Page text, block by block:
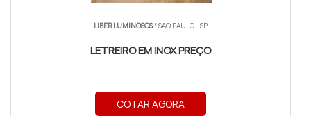
LIBER LUMINOSOS/ SÃO PAULO - SP
LETREIRO EM INOX PREÇO
COTAR AGORA